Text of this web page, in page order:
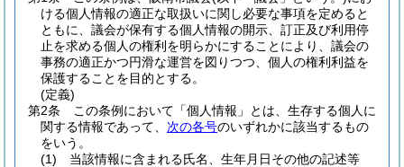
ける個人情報の適正な取扱いに関し必要な事項を定めると
ともに、議会が保有する個人情報の開示、訂正及び利用停
止を求める個人の権利を明らかにすることにより、議会の
事務の適正かつ円滑な運営を図りつつ、個人の権利利益を
保護することを目的とする。
(定義)
第2条
この条例において「個人情報」とは、生存する個人に
関する情報であって、 次の各号のいずれかに該当するもの
をいう。
(1)
当該情報に含まれる氏名、生年月日その他の記述等